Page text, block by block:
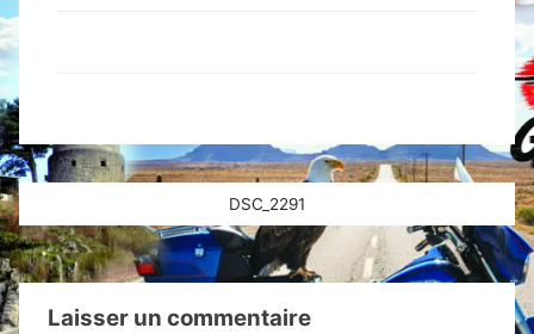
Navigation
de
l’article
DSC_2291
Laisser un commentaire